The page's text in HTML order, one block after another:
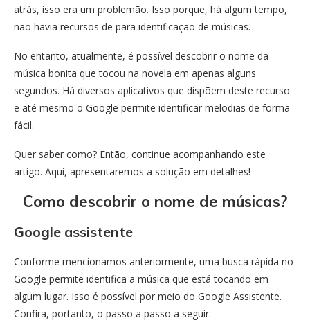
atrás, isso era um problemão. Isso porque, há algum tempo,
não havia recursos de para identificação de músicas.
No entanto, atualmente, é possível descobrir o nome da
música bonita que tocou na novela em apenas alguns
segundos. Há diversos aplicativos que dispõem deste recurso
e até mesmo o Google permite identificar melodias de forma
fácil.
Quer saber como? Então, continue acompanhando este
artigo. Aqui, apresentaremos a solução em detalhes!
Como descobrir o nome de músicas?
Google assistente
Conforme mencionamos anteriormente, uma busca rápida no
Google permite identifica a música que está tocando em
algum lugar. Isso é possível por meio do Google Assistente.
Confira, portanto, o passo a passo a seguir: